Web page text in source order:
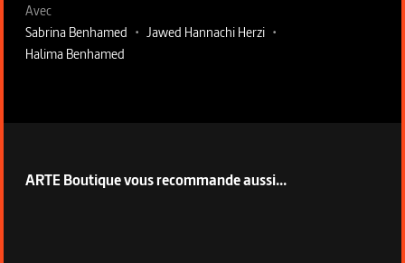
Avec
Sabrina Benhamed • Jawed Hannachi Herzi •
Halima Benhamed
ARTE Boutique vous recommande aussi...